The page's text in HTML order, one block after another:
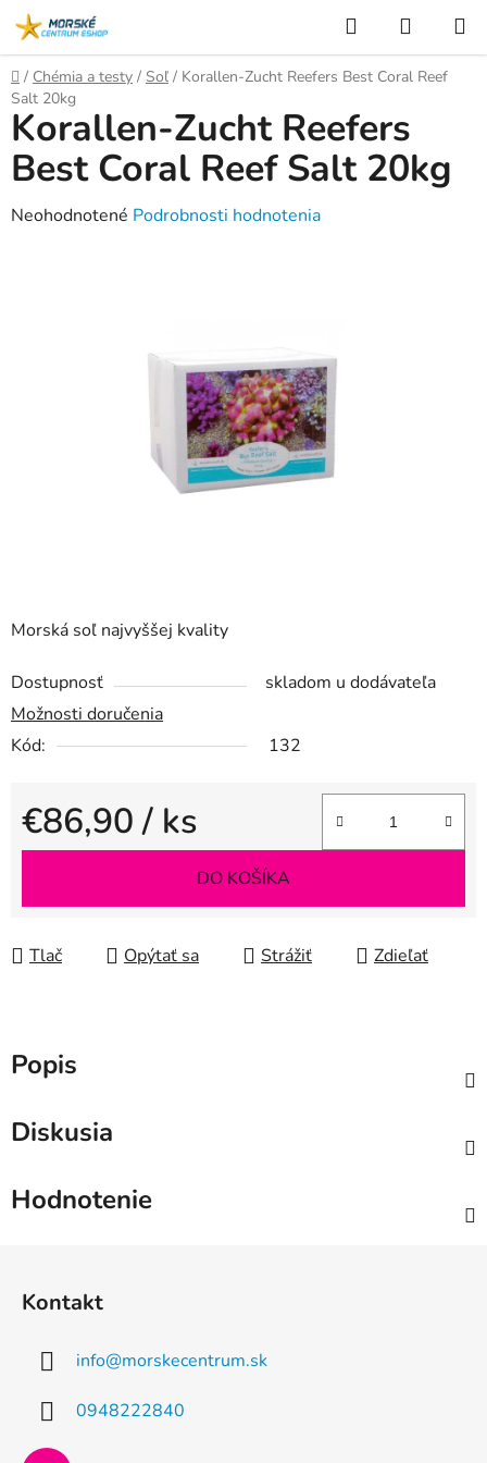
Prejsť
na
obsah
Hľadať
KOŠÍK
Domov
/ Chémia a testy / Soľ / Korallen-Zucht Reefers Best Coral Reef
Salt 20kg
Morská soľ najvyššej kvality
Dostupnosť
skladom u dodávateľa
Možnosti doručenia
Kód:
132
€86,90/ ks
Jednotková cena:
DO KOŠÍKA
Tlač Opýtať sa Strážiť Zdieľať
Korallen-Zucht Reefers
Best Coral Reef Salt 20kg
Priemerné
Neohodnotené Podrobnosti hodnotenia
Popis
Diskusia
Hodnotenie
Kontakt
info@morskecentrum.sk
0948222840